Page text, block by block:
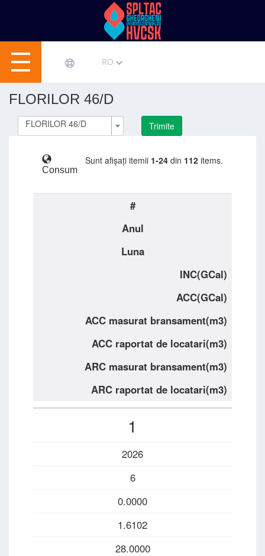
RO
FLORILOR 46/D
FLORILOR 46/D Trimite
Sunt afișați itemii 1-24 din 112 items.
Consum
#
Anul
Luna
INC(GCal)
ACC(GCal)
ACC masurat bransament(m3)
ACC raportat de locatari(m3)
ARC masurat bransament(m3)
ARC raportat de locatari(m3)
1
2026
6
0.0000
1.6102
28.0000